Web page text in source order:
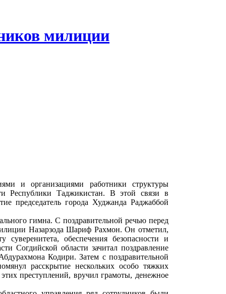
милиции
и организациями работники структуры
Республики Таджикистан. В этой связи в
председатель города Худжанда Раджаббой
гимна. С поздравительной речью перед
Назарзода Шариф Рахмон. Он отметил,
обеспечения безопасности и
Согдийской области зачитал поздравление
Кодири. Затем с поздравительной
расскрытие нескольких особо тяжких
преступлений, вручил грамоты, денежное